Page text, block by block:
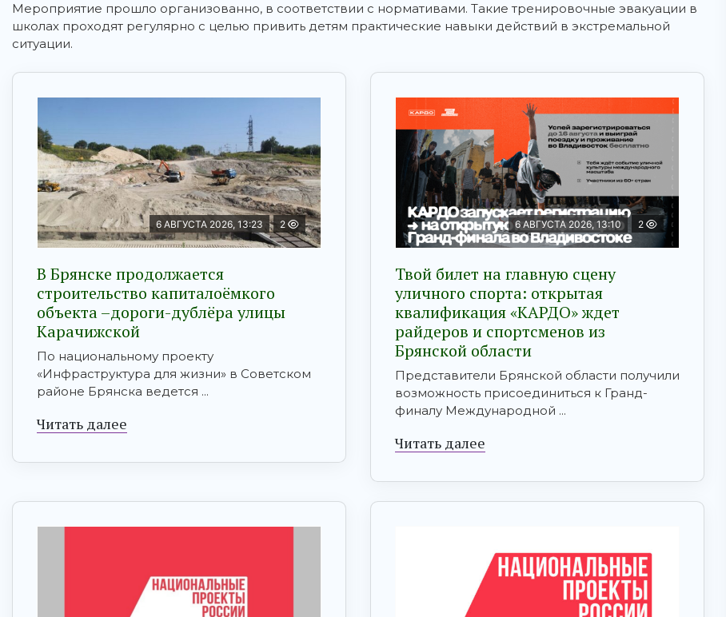
Мероприятие прошло организованно, в соответствии с нормативами. Такие тренировочные эвакуации в
школах проходят регулярно с целью привить детям практические навыки действий в экстремальной
ситуации.
6 АВГУСТА 2026, 13:23 2
В Брянске продолжается
строительство капиталоёмкого
объекта –дороги-дублёра улицы
Карачижской
По национальному проекту
«Инфраструктура для жизни» в Советском
районе Брянска ведется ...
Читать далее
6 АВГУСТА 2026, 13:10 2
Твой билет на главную сцену
уличного спорта: открытая
квалификация «КАРДО» ждет
райдеров и спортсменов из
Брянской области
Представители Брянской области получили
возможность присоединиться к Гранд-
финалу Международной ...
Читать далее